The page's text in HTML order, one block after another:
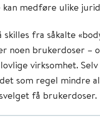
medføre ulike
skilles fra såkalte
noen brukerdoser –
virksomhet.
som regel mindre
få brukerdoser.